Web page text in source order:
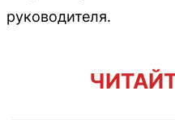
руководителя.